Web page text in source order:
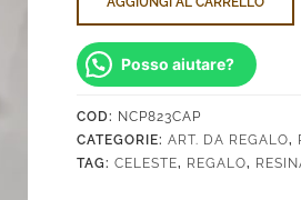
Posso aiutare?
COD: NCP823CAP
CATEGORIE: ART. DA REGALO,
TAG: CELESTE, REGALO,